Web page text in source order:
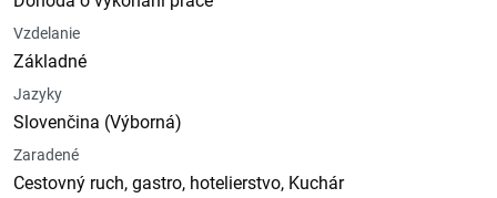
Vzdelanie
Základné
Jazyky
Slovenčina (Výborná)
Zaradené
Cestovný ruch, gastro, hotelierstvo, Kuchár